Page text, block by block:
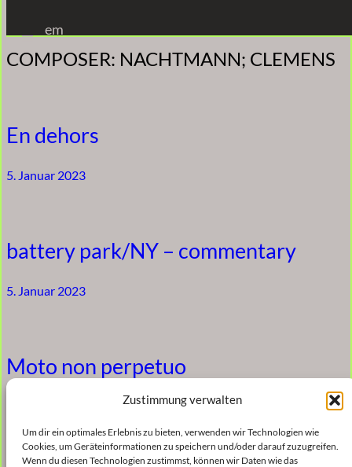
Zustimmung verwalten
Um dir ein optimales Erlebnis zu bieten, verwenden wir Technologien wie
Cookies, um Geräteinformationen zu speichern und/oder darauf zuzugreifen.
Wenn du diesen Technologien zustimmst, können wir Daten wie das
Inhalt
springen
em
COMPOSER: NACHTMANN; CLEMENS
En dehors
5. Januar 2023
battery park/NY – commentary
5. Januar 2023
Moto non perpetuo